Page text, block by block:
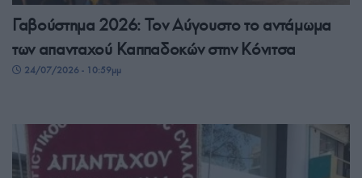
Γαβούστημα 2026: Τον Αύγουστο το αντάμωμα
των απανταχού Καππαδοκών στην Κόνιτσα
24/07/2026 - 10:59μμ